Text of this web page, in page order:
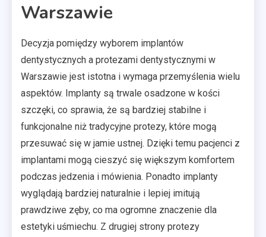
Warszawie
Decyzja pomiędzy wyborem implantów
dentystycznych a protezami dentystycznymi w
Warszawie jest istotna i wymaga przemyślenia wielu
aspektów. Implanty są trwale osadzone w kości
szczęki, co sprawia, że są bardziej stabilne i
funkcjonalne niż tradycyjne protezy, które mogą
przesuwać się w jamie ustnej. Dzięki temu pacjenci z
implantami mogą cieszyć się większym komfortem
podczas jedzenia i mówienia. Ponadto implanty
wyglądają bardziej naturalnie i lepiej imitują
prawdziwe zęby, co ma ogromne znaczenie dla
estetyki uśmiechu. Z drugiej strony protezy